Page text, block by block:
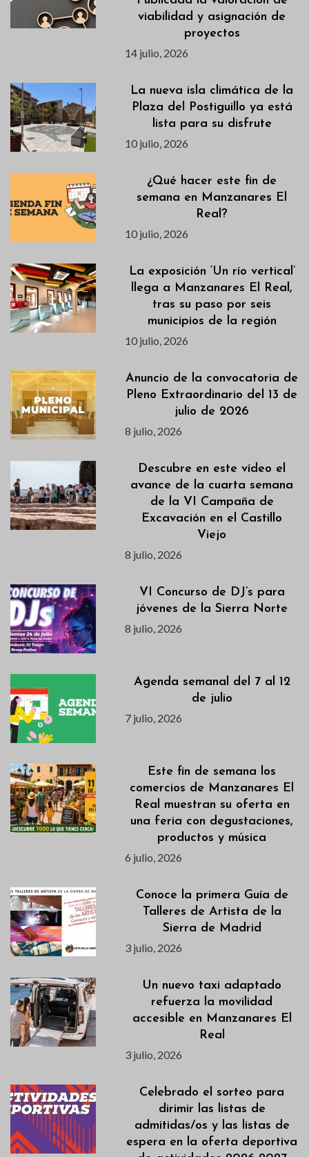
viabilidad y asignación de
proyectos
14 julio, 2026
La nueva isla climática de la
Plaza del Postiguillo ya está
lista para su disfrute
10 julio, 2026
¿Qué hacer este fin de
semana en Manzanares El
Real?
10 julio, 2026
La exposición ‘Un río vertical’
llega a Manzanares El Real,
tras su paso por seis
municipios de la región
10 julio, 2026
Anuncio de la convocatoria de
Pleno Extraordinario del 13 de
julio de 2026
8 julio, 2026
Descubre en este vídeo el
avance de la cuarta semana
de la VI Campaña de
Excavación en el Castillo
Viejo
8 julio, 2026
VI Concurso de DJ’s para
jóvenes de la Sierra Norte
8 julio, 2026
Agenda semanal del 7 al 12
de julio
7 julio, 2026
Este fin de semana los
comercios de Manzanares El
Real muestran su oferta en
una feria con degustaciones,
productos y música
6 julio, 2026
Conoce la primera Guía de
Talleres de Artista de la
Sierra de Madrid
3 julio, 2026
Un nuevo taxi adaptado
refuerza la movilidad
accesible en Manzanares El
Real
3 julio, 2026
Celebrado el sorteo para
dirimir las listas de
admitidas/os y las listas de
espera en la oferta deportiva